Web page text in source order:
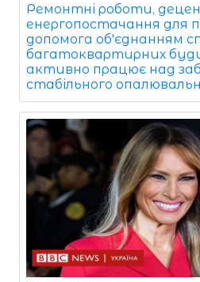
Ремонтні роботи,
енергопостачання для
допомога об'єднанням
багатоквартирних
активно працює над
стабільного